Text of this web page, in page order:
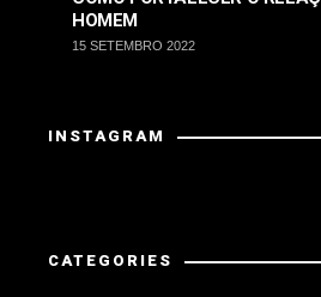
HOMEM
15 SETEMBRO 2022
INSTAGRAM
CATEGORIES